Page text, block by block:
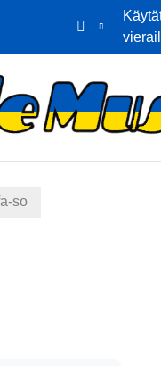
Etusivu Kalenteri
so